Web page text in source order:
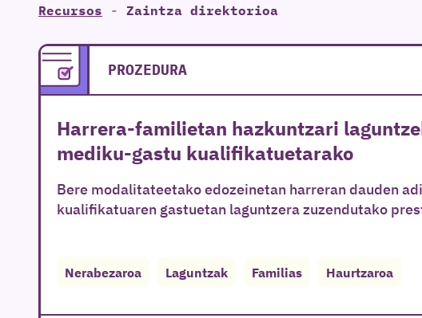
Recursos - Zaintza direktorioa
PROZEDURA
Harrera-familietan hazkuntzari
mediku-gastu kualifikatuetarako
Bere modalitateetako edozeinetan harreran dauden
kualifikatuaren gastuetan laguntzera zuzendutako
Nerabezaroa Laguntzak Familias Haurtzaroa